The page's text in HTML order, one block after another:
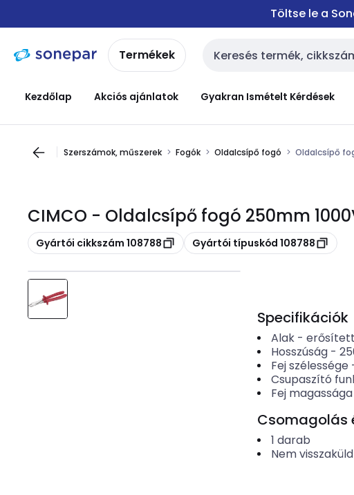
navigációhoztartalomra
Töltse le a
Termékek Keresési bemenet
Kezdőlap Akciós ajánlatok Gyakran Ismételt Kérdések
Szerszámok, műszerek Fogók Oldalcsípő fogó Oldalcsípő
CIMCO - Oldalcsípő fogó 250mm
Másolás
Gyártói cikkszám 108788 Másolás
Gyártói típuskód 108788
Specifikációk
Alak-
Hosszúság-
Fej szélessége
Csupaszító
Fej magassága
Csomagolás
1 darab
Nem